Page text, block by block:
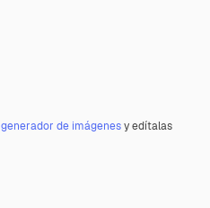
generador de imágenesy edítalas